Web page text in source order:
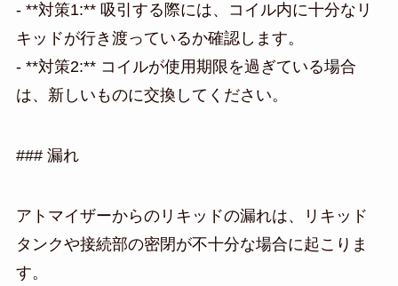
- **対策1:** 吸引する際には、コイル内に十分なリ
キッドが行き渡っているか確認します。
- **対策2:** コイルが使用期限を過ぎている場合
は、新しいものに交換してください。
### 漏れ
アトマイザーからのリキッドの漏れは、リキッド
タンクや接続部の密閉が不十分な場合に起こりま
す。